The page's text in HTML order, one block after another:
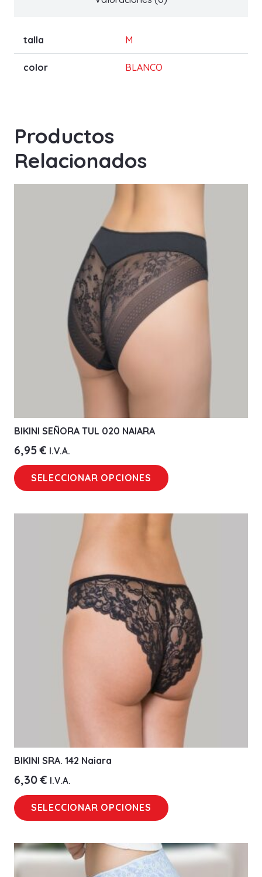
talla M
color BLANCO
Productos
Relacionados
BIKINI SEÑORA TUL 020 NAIARA
6,95€ I.V.A.
SELECCIONAR OPCIONES
múltiples
Las
opciones
se
pueden
elegir
en
la
página
de
producto
BIKINI SRA. 142 Naiara
6,30€ I.V.A.
SELECCIONAR OPCIONES
múltiples
variantes.